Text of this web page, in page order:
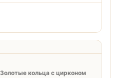
Золотые кольца с цирконом